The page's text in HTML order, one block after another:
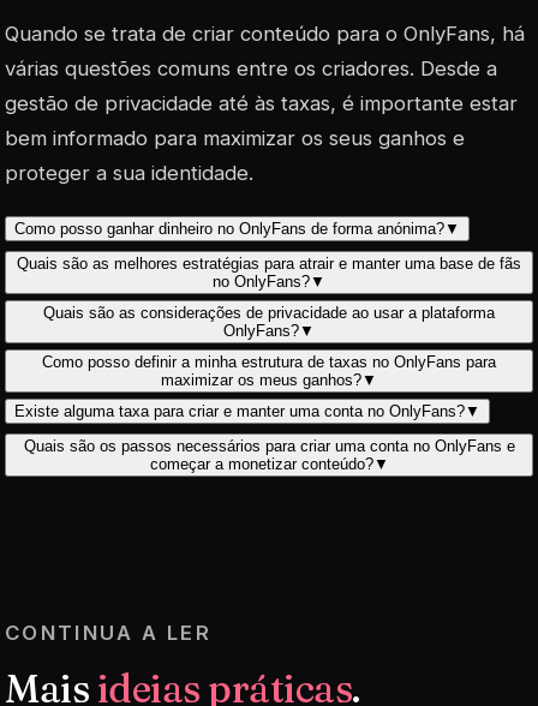
Quando se trata de criar conteúdo para o OnlyFans, há
várias questões comuns entre os criadores. Desde a
gestão de privacidade até às taxas, é importante estar
bem informado para maximizar os seus ganhos e
proteger a sua identidade.
Como posso ganhar dinheiro no OnlyFans de forma anónima?▼
Quais são as melhores estratégias para atrair e manter uma base de fãs
no OnlyFans?▼
Quais são as considerações de privacidade ao usar a plataforma
OnlyFans?▼
Como posso definir a minha estrutura de taxas no OnlyFans para
maximizar os meus ganhos?▼
Existe alguma taxa para criar e manter uma conta no OnlyFans?▼
Quais são os passos necessários para criar uma conta no OnlyFans e
começar a monetizar conteúdo?▼
CONTINUA A LER
Mais ideias práticas.